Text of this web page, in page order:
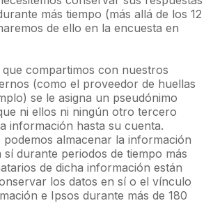
más tiempo (más allá de los 12
de ello en la encuesta en
compartimos con nuestros
(como el proveedor de huellas
se le asigna un pseudónimo
ni ellos ni ningún otro tercero
información hasta su cuenta.
podemos almacenar la información
sí durante periodos de tiempo más
de dicha información están
los datos en sí o el vínculo
e Ipsos durante más de 180